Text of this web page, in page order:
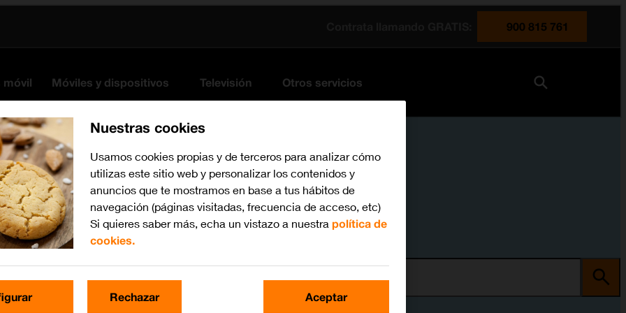
900 815 761
móvil Móviles y dispositivos Televisión Otros servicios
Nuestras cookies
Usamos cookies propias y de terceros para analizar cómo
utilizas este sitio web y personalizar los contenidos y
anuncios que te mostramos en base a tus hábitos de
navegación (páginas visitadas, frecuencia de acceso, etc)
Si quieres saber más, echa un vistazo a nuestra política de
cookies.
Rechazar Aceptar